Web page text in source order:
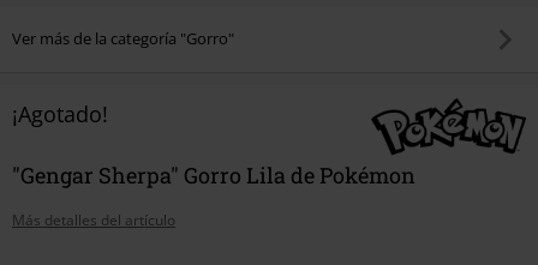
Ver más de la categoría "Gorro"
¡Agotado!
"Gengar Sherpa" Gorro Lila de Pokémon
Más detalles del artículo